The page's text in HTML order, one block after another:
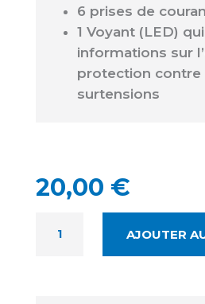
6 prises de
1 Voyant (LED)
informations sur
protection contre
surtensions
20,00 €
AJOUTER